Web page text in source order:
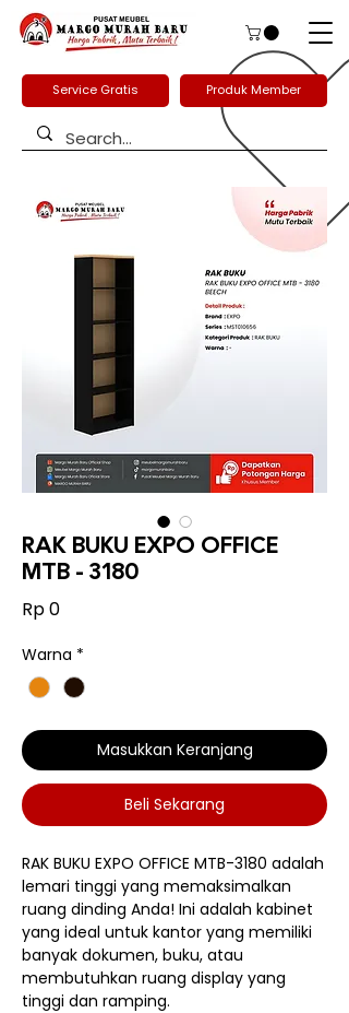
Service Gratis Produk Member
RAK BUKU EXPO OFFICE
MTB - 3180
Rp 0Harga
Warna *
Masukkan Keranjang
Beli Sekarang
RAK BUKU EXPO OFFICE MTB-3180 adalah
lemari tinggi yang memaksimalkan
ruang dinding Anda! Ini adalah kabinet
yang ideal untuk kantor yang memiliki
banyak dokumen, buku, atau
membutuhkan ruang display yang
tinggi dan ramping.